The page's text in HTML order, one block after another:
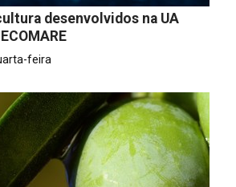
desenvolvidos na UA
feira